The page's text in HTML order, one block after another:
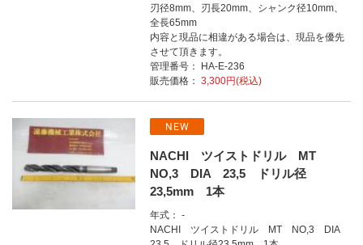
刃径8mm、刃長20mm、シャンク径10mm、
全長65mm
内容と現品に相違がある場合は、現品を優先
させて頂きます。
管理番号： HA-E-236
販売価格：3,300円(税込)
NEW
NACHI ツイストドリル MT
NO,3 DIA 23,5 ドリル径
23,5mm 1本
年式： -
NACHI ツイストドリル MT NO,3 DIA